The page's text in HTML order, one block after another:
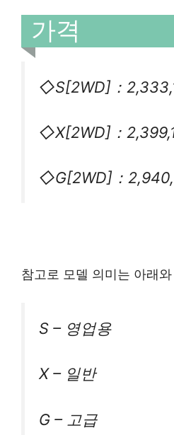
가격
◇S[2WD]：
◇X[2WD]：
◇G[2WD]：
참고로 모델 의미는 아래
S – 영업용
X – 일반
G – 고급